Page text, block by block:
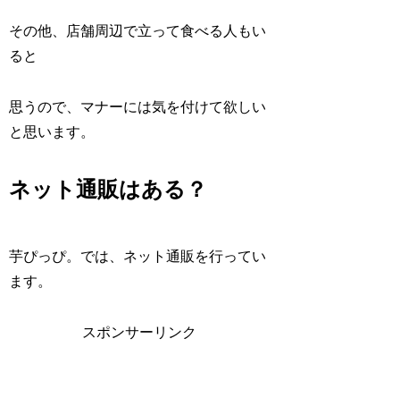
その他、店舗周辺で立って食べる人もい
ると
思うので、マナーには気を付けて欲しい
と思います。
ネット通販はある？
芋ぴっぴ。では、ネット通販を行ってい
ます。
スポンサーリンク